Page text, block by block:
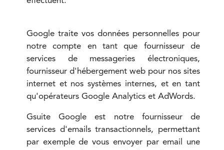
Google traite vos données personnelles pour
notre compte en tant que fournisseur de
services de messageries électroniques,
fournisseur d'hébergement web pour nos sites
internet et nos systèmes internes, et en tant
qu'opérateurs Google Analytics et AdWords.
Gsuite Google est notre fournisseur de
services d'emails transactionnels, permettant
par exemple de vous envoyer par email une